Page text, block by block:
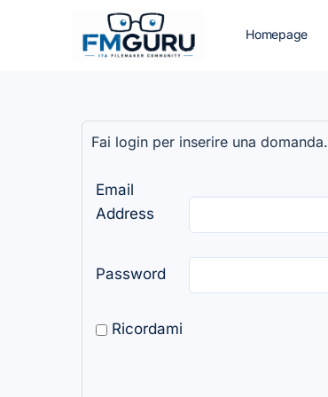
Homepage
Fai login per inserire una domanda.
Email
Address
Password
Ricordami